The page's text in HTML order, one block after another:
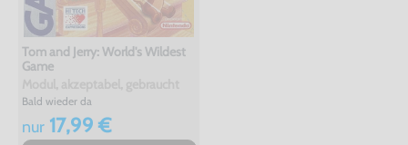
Tom and Jerry: World's Wildest
Game
Bald wieder da
nur17,99 €